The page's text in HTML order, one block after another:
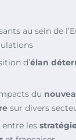
au sein de
d’élan
du
sur divers
entre les